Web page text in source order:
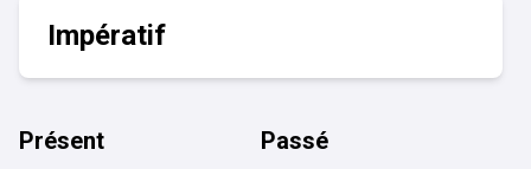
Impératif
Présent Passé